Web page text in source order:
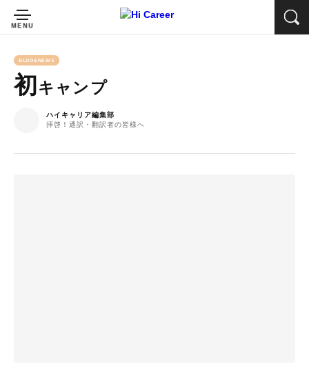
BLOG&NEWS
初 キャンプ
ハイキャリア編集部
拝啓！通訳・翻訳者の皆様へ